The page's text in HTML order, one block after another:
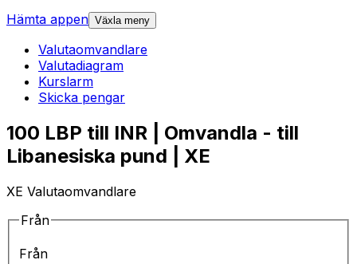
Hämta appen Växla meny
Valutaomvandlare
Valutadiagram
Kurslarm
Skicka pengar
100 LBP till INR | Omvandla - till
Libanesiska pund | XE
XE Valutaomvandlare
Från
Från